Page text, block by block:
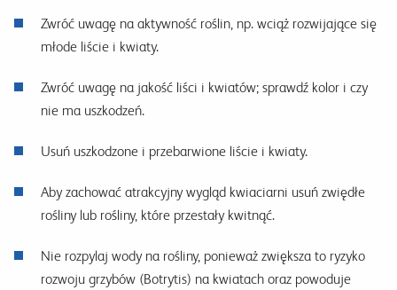
Zwróć uwagę na aktywność roślin, np. wciąż rozwijające się
młode liście i kwiaty.
Zwróć uwagę na jakość liści i kwiatów; sprawdź kolor i czy
nie ma uszkodzeń.
Usuń uszkodzone i przebarwione liście i kwiaty.
Aby zachować atrakcyjny wygląd kwiaciarni usuń zwiędłe
rośliny lub rośliny, które przestały kwitnąć.
Nie rozpylaj wody na rośliny, ponieważ zwiększa to ryzyko
rozwoju grzybów (Botrytis) na kwiatach oraz powoduje